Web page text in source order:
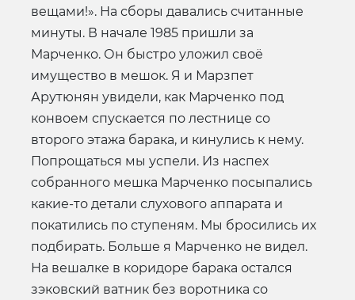
вещами!». На сборы давались считанные
минуты. В начале 1985 пришли за
Марченко. Он быстро уложил своё
имущество в мешок. Я и Марзпет
Арутюнян увидели, как Марченко под
конвоем спускается по лестнице со
второго этажа барака, и кинулись к нему.
Попрощаться мы успели. Из наспех
собранного мешка Марченко посыпались
какие-то детали слухового аппарата и
покатились по ступеням. Мы бросились их
подбирать. Больше я Марченко не видел.
На вешалке в коридоре барака остался
зэковский ватник без воротника со